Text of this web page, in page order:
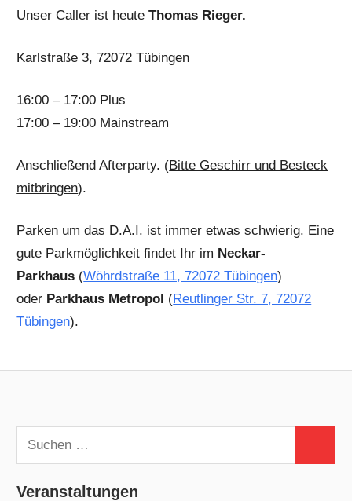
Unser Caller ist heuteThomas Rieger.
Karlstraße 3, 72072 Tübingen
16:00 – 17:00 Plus
17:00 – 19:00 Mainstream
Anschließend Afterparty. (Bitte Geschirr und Besteck
mitbringen).
Parken um das D.A.I. ist immer etwas schwierig. Eine
gute Parkmöglichkeit findet Ihr im Neckar-
Parkhaus (Wöhrdstraße 11, 72072 Tübingen)
oder Parkhaus Metropol (Reutlinger Str. 7, 72072
Tübingen).
Suchen
nach:
Veranstaltungen